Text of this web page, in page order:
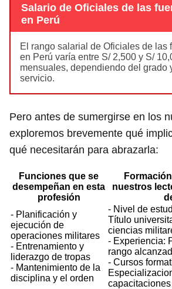
Salario de Oficiales de las
en Perú
El rango salarial de Oficiales de las
en Perú varía entre S/ 2,500 y S/
mensuales, dependiendo del grado
servicio.
Pero antes de sumergirse en los
exploremos brevemente qué
qué necesitarán para abrazarla:
Funciones que se
desempeñan en esta
profesión
nuestros
- Planificación y
ejecución de
operaciones militares
- Entrenamiento y
liderazgo de tropas
- Mantenimiento de la
disciplina y el orden
- Nivel de
Título
ciencias
- Experiencia:
rango
- Cursos